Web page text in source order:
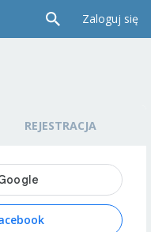
Zaloguj się
REJESTRACJA